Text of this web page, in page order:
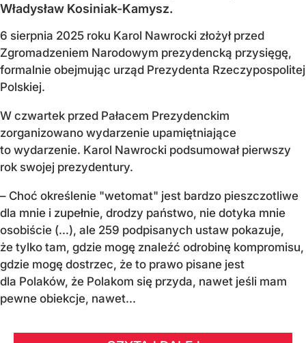
Władysław Kosiniak-Kamysz.
6 sierpnia 2025 roku Karol Nawrocki złożył przed
Zgromadzeniem Narodowym prezydencką przysięgę,
formalnie obejmując urząd Prezydenta Rzeczypospolitej
Polskiej.
W czwartek przed Pałacem Prezydenckim
zorganizowano wydarzenie upamiętniające
to wydarzenie. Karol Nawrocki podsumował pierwszy
rok swojej prezydentury.
– Choć określenie "wetomat" jest bardzo pieszczotliwe
dla mnie i zupełnie, drodzy państwo, nie dotyka mnie
osobiście (…), ale 259 podpisanych ustaw pokazuje,
że tylko tam, gdzie mogę znaleźć odrobinę kompromisu,
gdzie mogę dostrzec, że to prawo pisane jest
dla Polaków, że Polakom się przyda, nawet jeśli mam
pewne obiekcje, nawet...